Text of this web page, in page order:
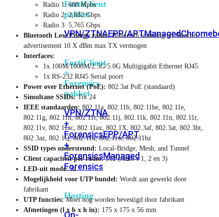
FortiClient
pakket
VPN/ZTNAEPP/APTManaged
FortiClient
+
Forensics
pakket
VPN/ZTNA
+
ForensicsEPP/APT
+
ForensicsManaged
Forensics
Hosting
On-
Radio 1: 688 Mpbs
Radio 2: 2,882 Gbps
Radio 3: 5,765 Gbps
Bluetooth Low Energy radio:Bluetooth scanning en iBeacon
advertisement 10 X dBm max TX vermogen
Interfaces:
1x 100M/1000M/2.5G/5.0G Multigigabit Ethernet RJ45
1x RS-232 RJ45 Serial poort
Power over Ethernet (PoE): 802.3at PoE (standaard)
Simultane SSIDs:Tot 24
IEEE standaarden: 802.11a, 802.11b, 802.11be, 802.11e,
802.11g, 802.11h, 802.11i, 802.11j, 802.11k, 802.11n, 802.11r,
802.11v, 802.11ac, 802.11ax, 802.1X, 802.3af, 802.3at, 802.3bt,
802.3az, 802.1Q, 802.11u, 802.11w, 802.11bz
SSID types ondersteund: Local-Bridge, Mesh, and Tunnel
Client capaciteit per radio:512 (radio’s 1, 2 en 3)
LED-uit mode:Ja
Mogelijkheid voor UTP bundel: Wordt aan gewerkt door
fabrikant
UTP functies:Moet nog worden bevestigd door fabrikant
Afmetingen (l x b x h in): 175 x 175 x 56 mm